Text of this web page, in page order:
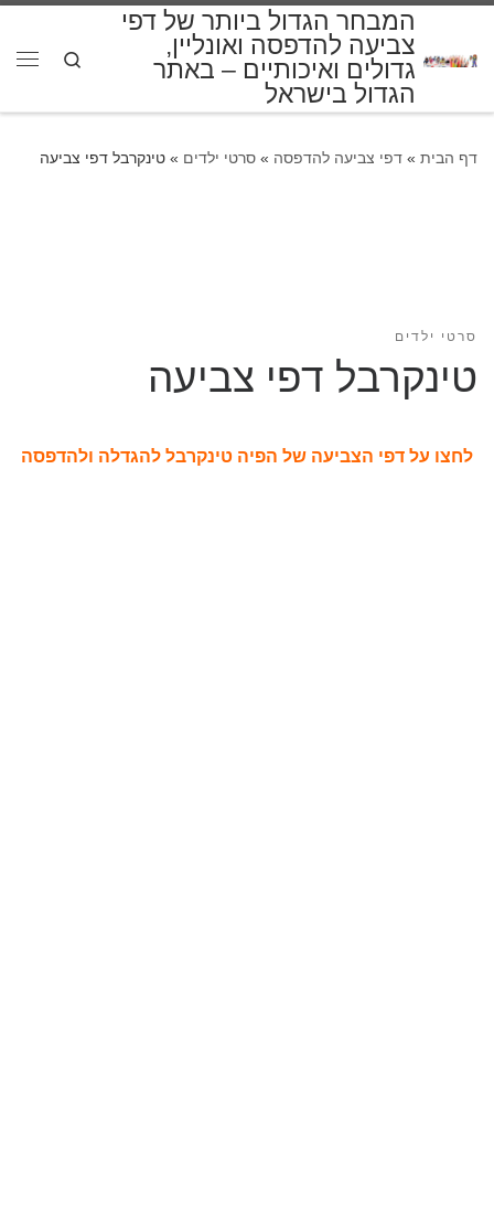
המבחר הגדול ביותר של דפי
צביעה להדפסה ואונליין,
גדולים ואיכותיים – באתר
הגדול בישראל
Search
דף הבית » דפי צביעה להדפסה » סרטי ילדים » טינקרבל דפי צביעה
סרטי ילדים
טינקרבל דפי צביעה
לחצו על דפי הצביעה של הפיה טינקרבל להגדלה ולהדפסה